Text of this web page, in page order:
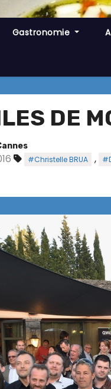
Gastronomie
DE
#Christelle BRUA ,